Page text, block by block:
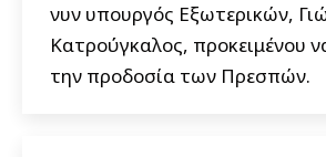
νυν υπουργός Εξωτερικών,
Κατρούγκαλος, προκειμένου
την προδοσία των Πρεσπών.